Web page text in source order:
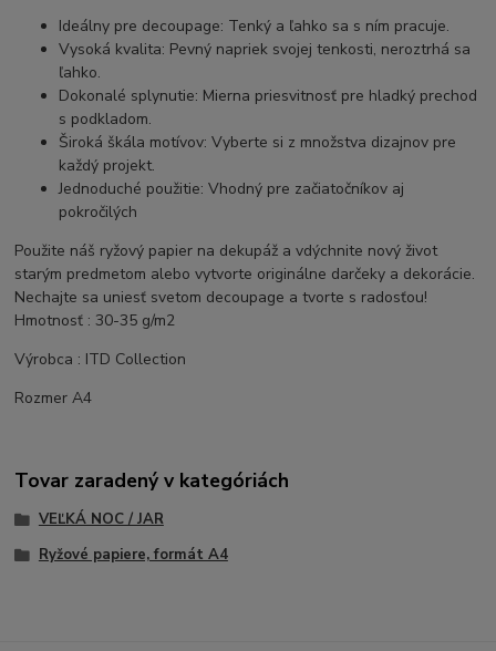
Ideálny pre decoupage: Tenký a ľahko sa s ním pracuje.
Vysoká kvalita: Pevný napriek svojej tenkosti, neroztrhá sa
ľahko.
Dokonalé splynutie: Mierna priesvitnosť pre hladký prechod
s podkladom.
Široká škála motívov: Vyberte si z množstva dizajnov pre
každý projekt.
Jednoduché použitie: Vhodný pre začiatočníkov aj
pokročilých
Použite náš ryžový papier na dekupáž a vdýchnite nový život
starým predmetom alebo vytvorte originálne darčeky a dekorácie.
Nechajte sa uniesť svetom decoupage a tvorte s radosťou!
Hmotnosť : 30-35 g/m2
Výrobca : ITD Collection
Rozmer A4
Tovar zaradený v kategóriách
VEĽKÁ NOC / JAR
Ryžové papiere, formát A4